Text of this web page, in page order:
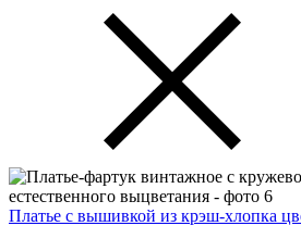
Платье с вышивкой из крэш-хлопка